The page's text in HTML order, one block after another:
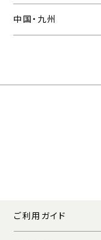
中国・九州
ご利用ガイド